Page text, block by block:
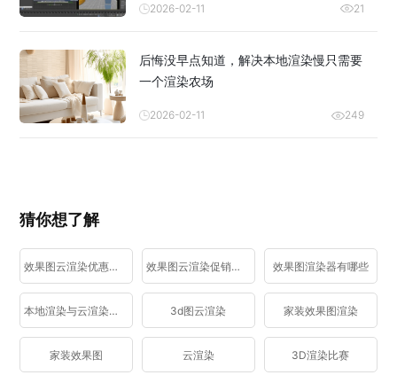
2026-02-11 21
后悔没早点知道，解决本地渲染慢只需要
一个渲染农场
2026-02-11 249
猜你想了解
效果图云渲染优惠活动 效果图云渲染促销活动 效果图渲染器有哪些
本地渲染与云渲染区别 3d图云渲染 家装效果图渲染
家装效果图 云渲染 3D渲染比赛